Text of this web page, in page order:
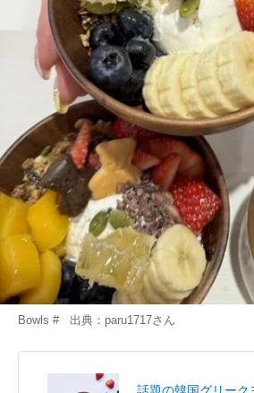
Bowls # 出典： paru1717さん
話題の韓国グリーク